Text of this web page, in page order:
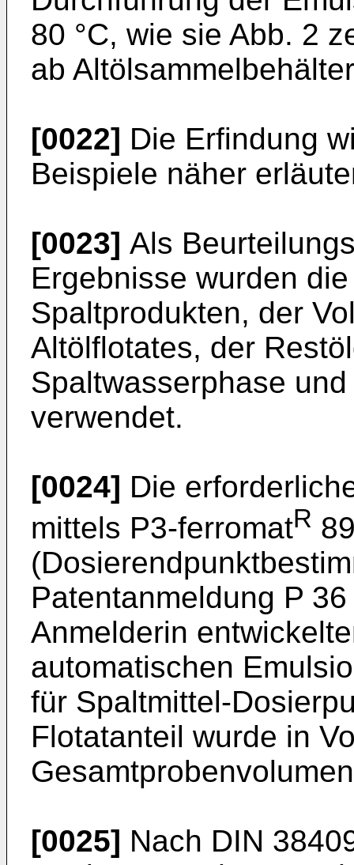
80 °C, wie sie Abb. 2
ab
[0022] Die Erfindung
Beispiele näher
[0023] Als
Ergebnisse wur­den
Spaltprodukten, der
Altölflotates, der
Spaltwasserphase
verwendet.
[0024] Die
mittels P3-ferromatR
Patentanmel­dung P
Anmelderin
automatischen
für Spaltmittel-
Flotatanteil wurde in
[0025] Nach DIN